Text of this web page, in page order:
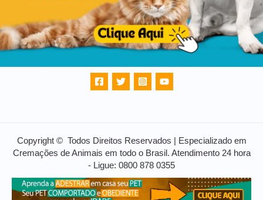
Copyright © Todos Direitos Reservados | Especializado em
Cremações de Animais em todo o Brasil. Atendimento 24 hora
- Ligue: 0800 878 0355